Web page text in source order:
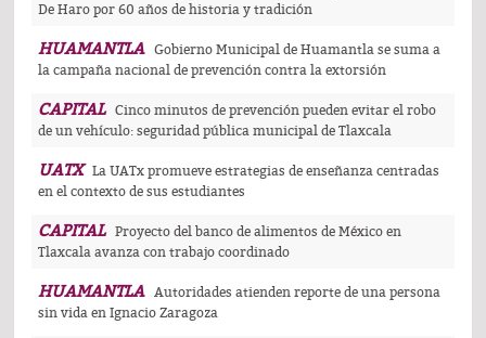
De Haro por 60 años de historia y tradición
HUAMANTLA
Gobierno Municipal de Huamantla se suma a
la campaña nacional de prevención contra la extorsión
CAPITAL
Cinco minutos de prevención pueden evitar el robo
de un vehículo: seguridad pública municipal de Tlaxcala
UATX
La UATx promueve estrategias de enseñanza centradas
en el contexto de sus estudiantes
CAPITAL
Proyecto del banco de alimentos de México en
Tlaxcala avanza con trabajo coordinado
HUAMANTLA
Autoridades atienden reporte de una persona
sin vida en Ignacio Zaragoza